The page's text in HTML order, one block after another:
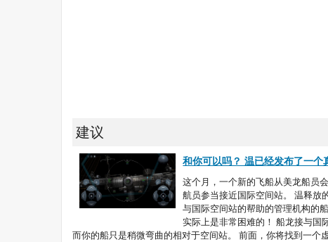
建议
和你可以吗？ 温已经发布了一
这个月，一个新的飞船从美龙船员
航员参当接近国际空间站。 温释放
与国际空间站的帮助的管理机构的
实际上是非常困难的！ 船龙接与国
而你的船只是稍微弯曲的相对于空间站。 前面，你将找到一个